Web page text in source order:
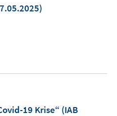
19 Krise“ (IAB